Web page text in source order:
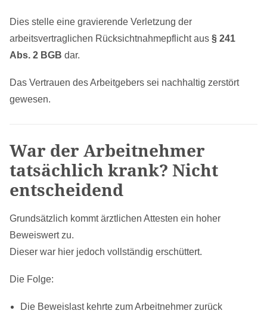
Dies stelle eine gravierende Verletzung der
arbeitsvertraglichen Rücksichtnahmepflicht aus § 241
Abs. 2 BGB dar.
Das Vertrauen des Arbeitgebers sei nachhaltig zerstört
gewesen.
War der Arbeitnehmer
tatsächlich krank? Nicht
entscheidend
Grundsätzlich kommt ärztlichen Attesten ein hoher
Beweiswert zu.
Dieser war hier jedoch vollständig erschüttert.
Die Folge:
Die Beweislast kehrte zum Arbeitnehmer zurück